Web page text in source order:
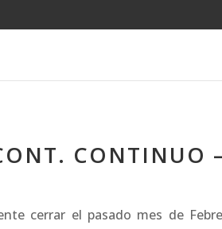
CONTINUO
cerrar el pasado mes de